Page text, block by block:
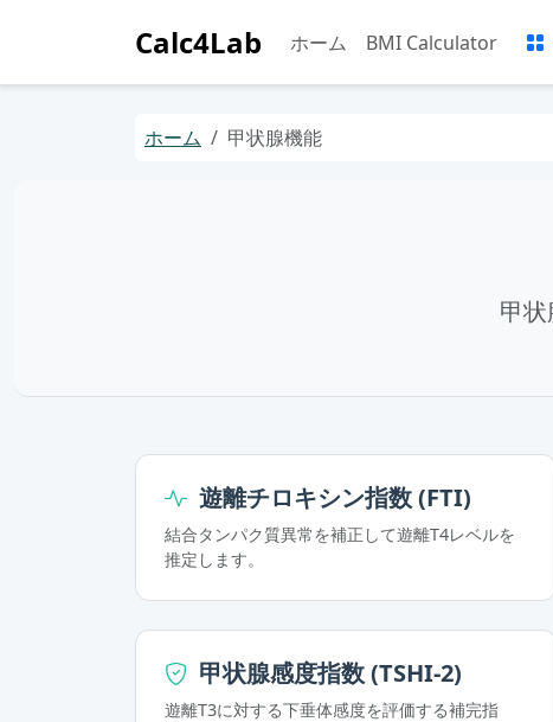
Calc4Lab ホーム BMI Calculator
ホーム 甲状腺機能
甲
遊離チロキシン指数 (FTI)
結合タンパク質異常を補正して遊離T4レベルを
推定します。
甲状腺感度指数 (TSHI-2)
遊離T3に対する下垂体感度を評価する補完指